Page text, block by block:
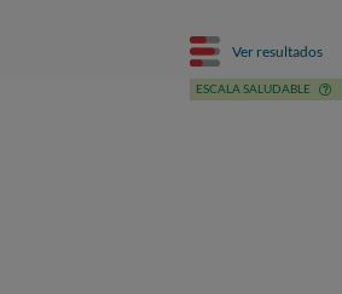
Ver resultados
ESCALA SALUDABLE